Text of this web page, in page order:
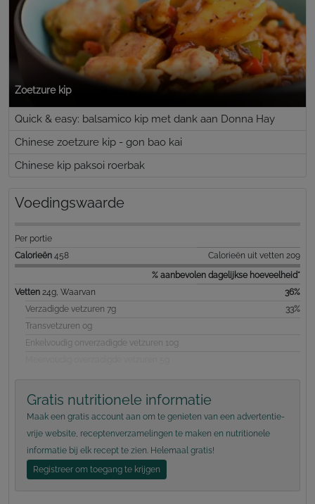
Zoetzure kip
Quick & easy: balsamico kip met dank aan Donna Hay
Chinese zoetzure kip - gon bao kai
Chinese kip paksoi roerbak
Voedingswaarde
Per portie
Calorieën 458
Calorieën uit vetten 209
% aanbevolen dagelijkse hoeveelheid*
Vetten 24g, Waarvan
36%
Verzadigde vetzuren 7g
33%
Transvetzuren 0g
Enkelvoudig onverzadigde vetzuren 10g
Gratis nutritionele informatie
Maak een gratis account aan om te genieten van een advertentie-
vrije website, receptenverzamelingen te maken en nutritionele
informatie bij elk recept te zien. Helemaal gratis!
Registreer om toegang te krijgen